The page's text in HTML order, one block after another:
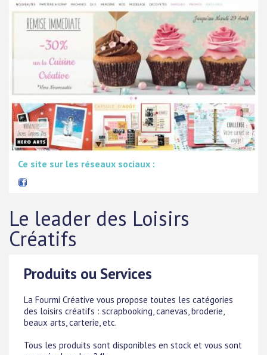
Ce site sur les réseaux sociaux :
Le leader des Loisirs
Créatifs
Produits ou Services
La Fourmi Créative vous propose toutes les catégories
des loisirs créatifs : scrapbooking, canevas, broderie,
beaux arts, carterie, etc.
Tous les produits sont disponibles en stock et vous sont